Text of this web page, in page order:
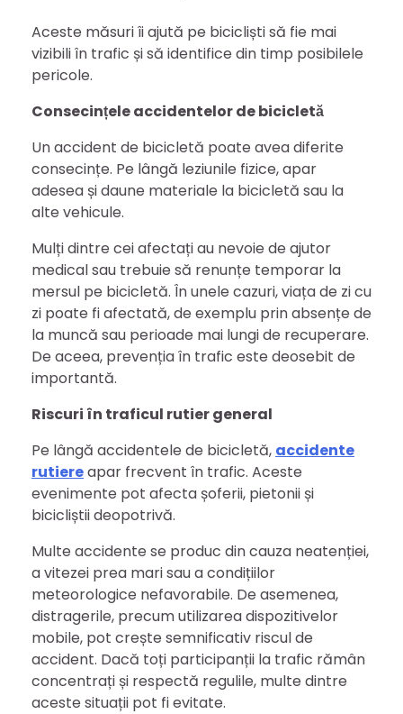
Aceste măsuri îi ajută pe bicicliști să fie mai
vizibili în trafic și să identifice din timp posibilele
pericole.
Consecințele accidentelor de bicicletă
Un accident de bicicletă poate avea diferite
consecințe. Pe lângă leziunile fizice, apar
adesea și daune materiale la bicicletă sau la
alte vehicule.
Mulți dintre cei afectați au nevoie de ajutor
medical sau trebuie să renunțe temporar la
mersul pe bicicletă. În unele cazuri, viața de zi cu
zi poate fi afectată, de exemplu prin absențe de
la muncă sau perioade mai lungi de recuperare.
De aceea, prevenția în trafic este deosebit de
importantă.
Riscuri în traficul rutier general
Pe lângă accidentele de bicicletă, accidente
rutiereapar frecvent în trafic. Aceste
evenimente pot afecta șoferii, pietonii și
bicicliștii deopotrivă.
Multe accidente se produc din cauza neatenției,
a vitezei prea mari sau a condițiilor
meteorologice nefavorabile. De asemenea,
distragerile, precum utilizarea dispozitivelor
mobile, pot crește semnificativ riscul de
accident. Dacă toți participanții la trafic rămân
concentrați și respectă regulile, multe dintre
aceste situații pot fi evitate.